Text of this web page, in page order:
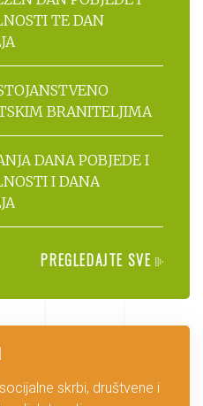
TE DAN
BRANITELJIMA
DANA POBJEDE I
I DANA
PREGLEDAJTE SVE
skrbi, društvene i